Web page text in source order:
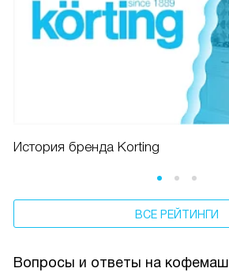
История бренда Korting
ВСЕ РЕЙТИНГИ
Вопросы и ответы на